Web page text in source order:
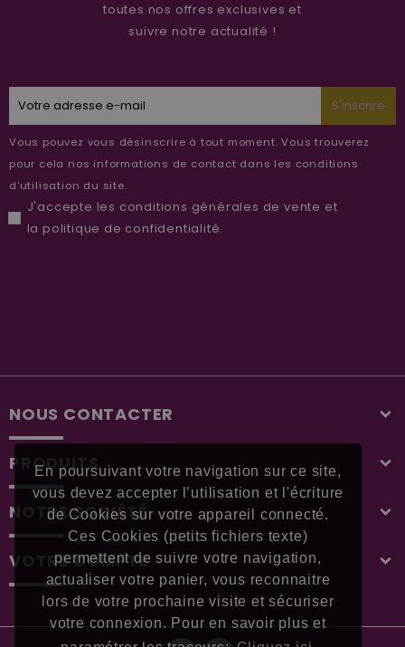
En poursuivant votre navigation sur ce site,
vous devez accepter l’utilisation et l'écriture
de Cookies sur votre appareil connecté.
Ces Cookies (petits fichiers texte)
permettent de suivre votre navigation,
actualiser votre panier, vous reconnaitre
lors de votre prochaine visite et sécuriser
votre connexion. Pour en savoir plus et
toutes nos offres exclusives et
suivre notre actualité !
S'inscrire
Vous pouvez vous désinscrire à tout moment. Vous trouverez
pour cela nos informations de contact dans les conditions
d'utilisation du site.
J'accepte les conditions générales de vente et
la politique de confidentialité.
NOUS CONTACTER
PRODUITS
NOTRE SOCIÉTÉ
VOTRE COMPTE